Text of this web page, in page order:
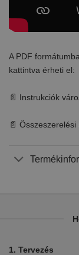
A PDF
kattintva érheti el:
📄 Instrukciók
📄
1. Tervezés